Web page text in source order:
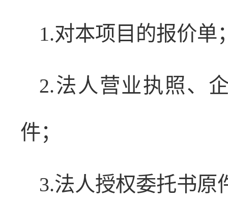
1.对本项目的报价单
2.法人营业执照、
件；
3.法人授权委托书原